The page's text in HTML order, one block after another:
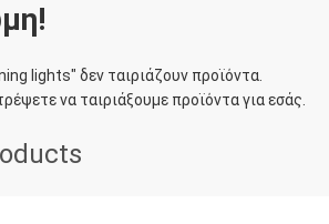
lights" δεν ταιριάζουν προϊόντα.
να ταιριάξουμε προϊόντα για εσάς.